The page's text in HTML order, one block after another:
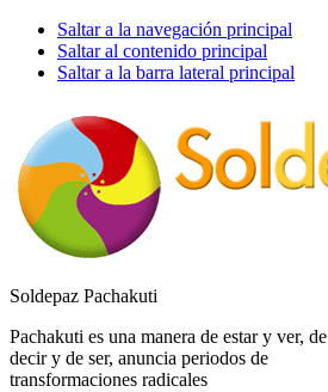
Saltar a la navegación principal
Saltar al contenido principal
Saltar a la barra lateral principal
Soldepaz Pachakuti
Pachakuti es una manera de estar y ver, de
decir y de ser, anuncia periodos de
transformaciones radicales